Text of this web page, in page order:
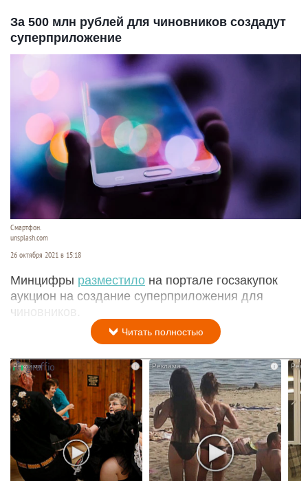
За 500 млн рублей для чиновников создадут
суперприложение
Смартфон.
unsplash.com
26 октября 2021 в 15:18
Минцифры разместило на портале госзакупок
аукцион на создание суперприложения для
чиновников.
Читать полностью
i